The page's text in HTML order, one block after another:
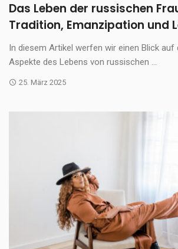
Das Leben der russischen
Tradition, Emanzipation und
In diesem Artikel werfen wir einen Blick auf
Aspekte des Lebens von russischen ...
25. März 2025